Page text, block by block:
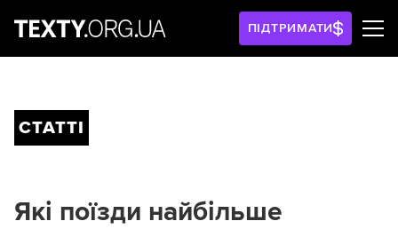
ПІДТРИМАТИ
СТАТТІ
Які поїзди найбільше